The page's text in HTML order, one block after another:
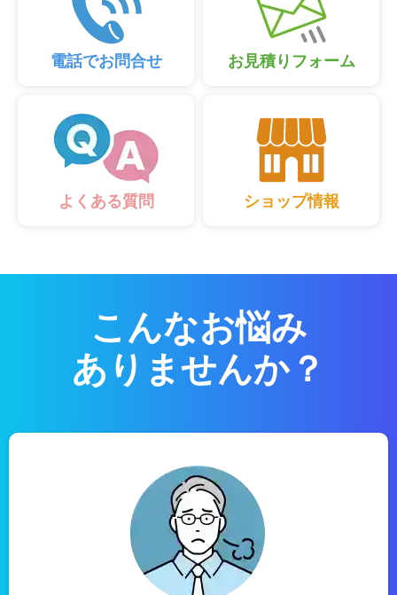
電話でお問合せ お見積りフォーム
よくある質問 ショップ情報
こんなお悩み
ありませんか？